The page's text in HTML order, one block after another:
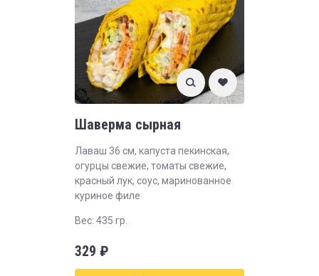
Шаверма сырная
Лаваш 36 см, капуста пекинская,
огурцы свежие, томаты свежие,
красный лук, соус, маринованное
куриное филе
Вес: 435 гр.
329 ₽